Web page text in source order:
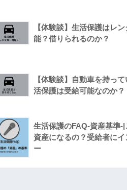
【体験談】生活保護はレ
能？借りられるのか？
【体験談】自動車を持っ
活保護は受給可能なのか？
生活保護のFAQ-資産基準-|
資産になるの？受給者にイ
ー